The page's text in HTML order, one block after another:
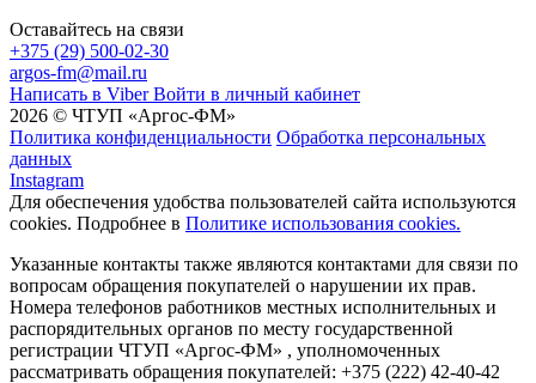
Оставайтесь на связи
+375 (29) 500-02-30
argos-fm@mail.ru
Написать в Viber Войти в личный кабинет
2026 © ЧТУП «Аргос-ФМ»
Политика конфиденциальности Обработка персональных
данных
Instagram
Для обеспечения удобства пользователей сайта используются
cookies. Подробнее в Политике использования cookies.
Указанные контакты также являются контактами для связи по
вопросам обращения покупателей о нарушении их прав.
Номера телефонов работников местных исполнительных и
распорядительных органов по месту государственной
регистрации ЧТУП «Аргос-ФМ» , уполномоченных
рассматривать обращения покупателей: +375 (222) 42-40-42